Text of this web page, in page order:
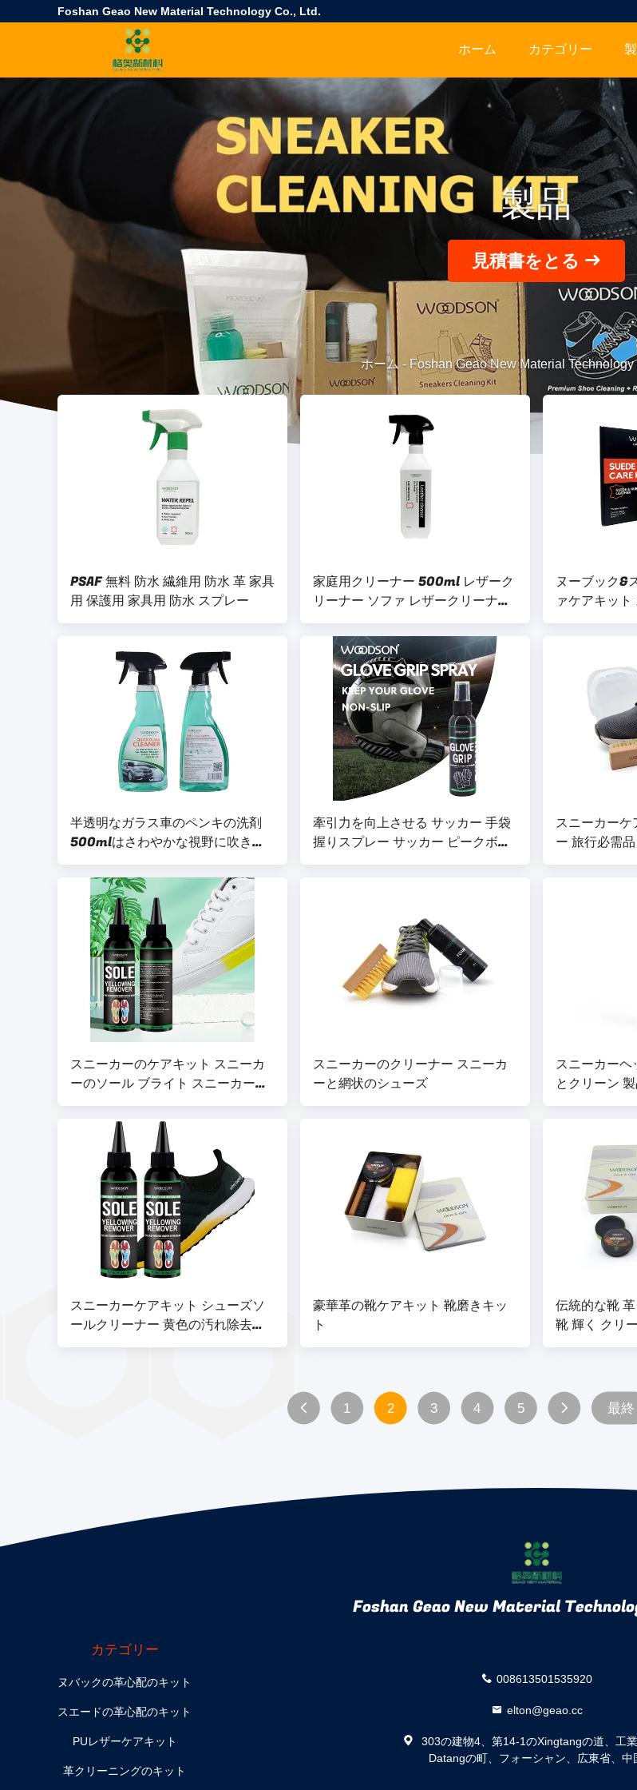
Foshan Geao New Material Technology Co., Ltd.
ホーム カテゴリー
製品
見積書をとる
ホーム - Foshan Geao New Material Technology
PSAF 無料 防水 繊維用 防水 革 家具
用 保護用 家具用 防水 スプレー
家庭用クリーナー 500ml レザーク
リーナー ソファ レザークリーナー
ソファ レザークリーナー スプレー
PU レザーシート ソファクリーナー
ヌーブック&
ァケアキッ
スプレー&プ
半透明なガラス車のペンキの洗剤
500mlはさわやかな視野に吹きか
ける
牽引力を向上させる サッカー 手袋
握りスプレー サッカー ピークボー
ル パドル ゴールキーパー 手袋 握り
スニーカー
ー 旅行必需
ー&コンディ
スニーカーのケアキット スニーカ
ーのソール ブライト スニーカーの
ソール リニューラー 黄色いソール
冷たいソール底を掃除する
スニーカーのクリーナー スニーカ
ーと網状のシューズ
スニーカー
とクリーン
ーカークリ
スニーカーケアキット シューズソ
ールクリーナー 黄色の汚れ除去剤
ジェル シューズホワイト
豪華革の靴ケアキット 靴磨きキッ
ト
伝統的な靴
靴 輝く クリ
1 2 3 4 5 最終
Foshan Geao New Material
カテゴリー
ヌバックの革心配のキット
スエードの革心配のキット
PUレザーケアキット
革クリーニングのキット
008613501535920
elton@geao.cc
303の建物4、第14-1のXingtangの道、工業
Datangの町、フォーシャン、広東省、中